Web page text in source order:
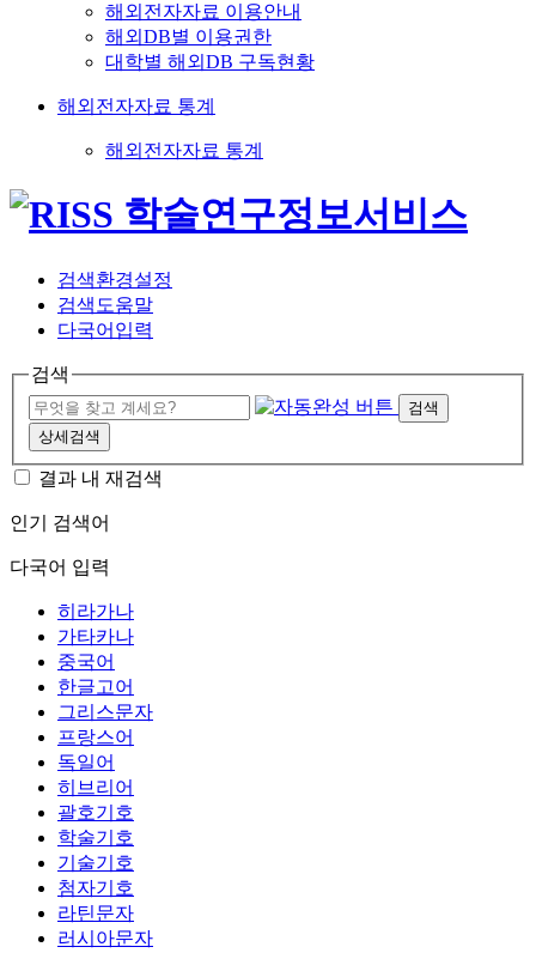
해외전자자료 이용안내
해외DB별 이용권한
대학별 해외DB 구독현황
해외전자자료 통계
해외전자자료 통계
검색환경설정
검색도움말
다국어입력
검색
검색
상세검색
결과 내 재검색
인기 검색어
다국어 입력
히라가나
가타카나
중국어
한글고어
그리스문자
프랑스어
독일어
히브리어
괄호기호
학술기호
기술기호
첨자기호
라틴문자
러시아문자